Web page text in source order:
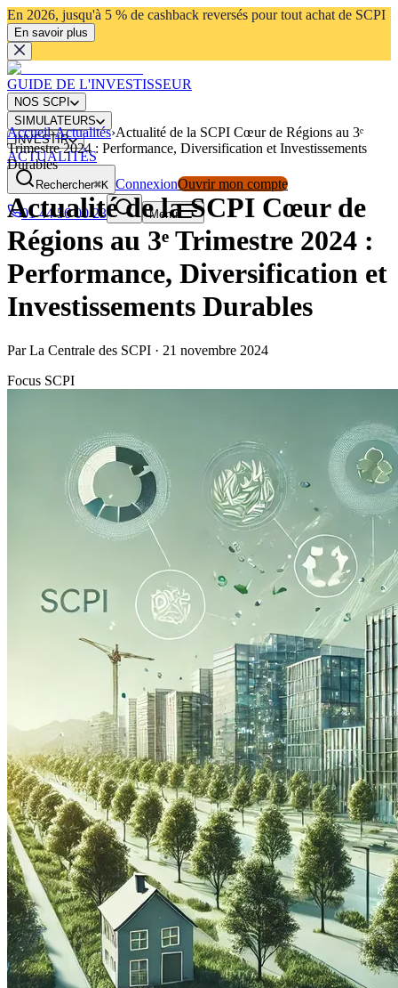
En 2026, jusqu'à 5 % de cashback reversés pour tout achat de SCPI
En savoir plus
GUIDE DE L'INVESTISSEUR
NOS SCPI
SIMULATEURS
INVESTIR
ACTUALITÉS
Rechercher⌘K ConnexionOuvrir mon compte
01 44 56 00 23
Menu
Accueil›Actualités›Actualité de la SCPI Cœur de Régions au 3ᵉ
Trimestre 2024 : Performance, Diversification et Investissements
Durables
Actualité de la SCPI Cœur de
Régions au 3ᵉ Trimestre 2024 :
Performance, Diversification et
Investissements Durables
Par La Centrale des SCPI · 21 novembre 2024
Focus SCPI